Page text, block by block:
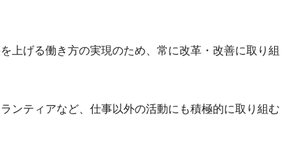
上げる働き方の実現のため、常に改革・改善に取り組
ンティアなど、仕事以外の活動にも積極的に取り組む